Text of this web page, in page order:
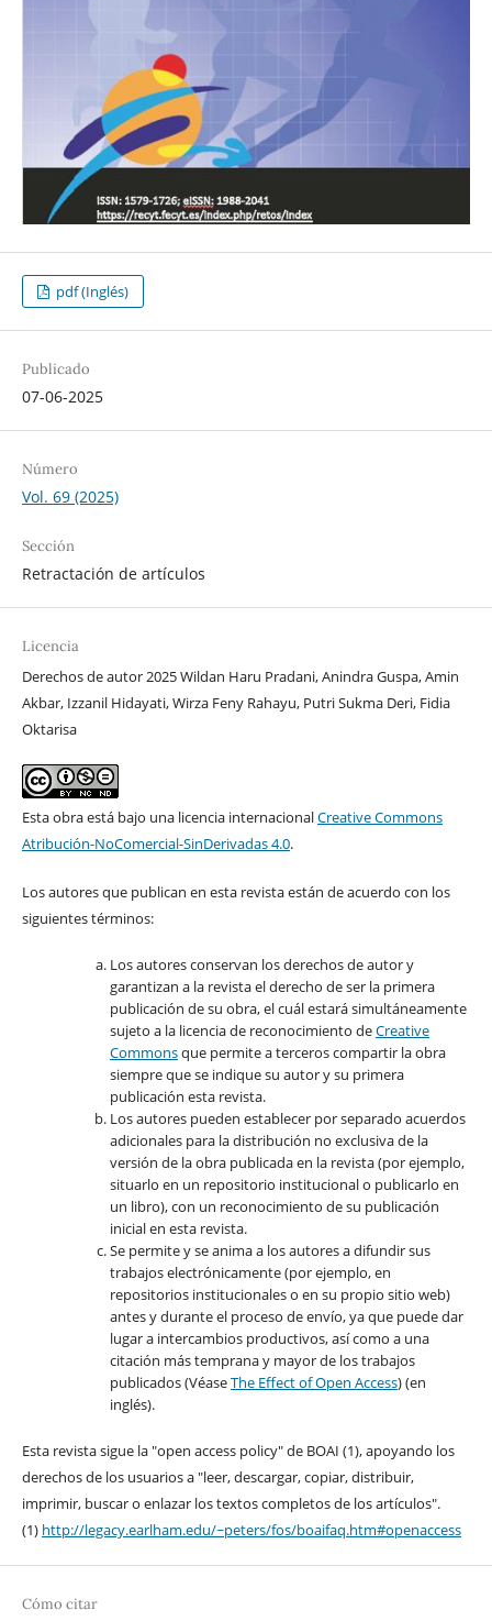
pdf (Inglés)
Publicado
07-06-2025
Número
Vol. 69 (2025)
Sección
Retractación de artículos
Licencia
Derechos de autor 2025 Wildan Haru Pradani, Anindra Guspa, Amin
Akbar, Izzanil Hidayati, Wirza Feny Rahayu, Putri Sukma Deri, Fidia
Oktarisa
Esta obra está bajo una licencia internacionalCreative Commons
Atribución-NoComercial-SinDerivadas 4.0.
Los autores que publican en esta revista están de acuerdo con los
siguientes términos:
Los autores conservan los derechos de autor y
garantizan a la revista el derecho de ser la primera
publicación de su obra, el cuál estará simultáneamente
sujeto a la licencia de reconocimiento deCreative
Commonsque permite a terceros compartir la obra
siempre que se indique su autor y su primera
publicación esta revista.
Los autores pueden establecer por separado acuerdos
adicionales para la distribución no exclusiva de la
versión de la obra publicada en la revista (por ejemplo,
situarlo en un repositorio institucional o publicarlo en
un libro), con un reconocimiento de su publicación
inicial en esta revista.
Se permite y se anima a los autores a difundir sus
trabajos electrónicamente (por ejemplo, en
repositorios institucionales o en su propio sitio web)
antes y durante el proceso de envío, ya que puede dar
lugar a intercambios productivos, así como a una
citación más temprana y mayor de los trabajos
publicados (VéaseThe Effect of Open Access) (en
inglés).
Esta revista sigue la "open access policy" de BOAI (1), apoyando los
derechos de los usuarios a "leer, descargar, copiar, distribuir,
imprimir, buscar o enlazar los textos completos de los artículos".
(1) http://legacy.earlham.edu/~peters/fos/boaifaq.htm#openaccess
Cómo citar